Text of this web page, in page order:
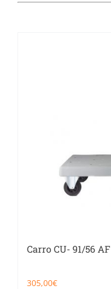
Carro CU- 91/56 AF
305,00€